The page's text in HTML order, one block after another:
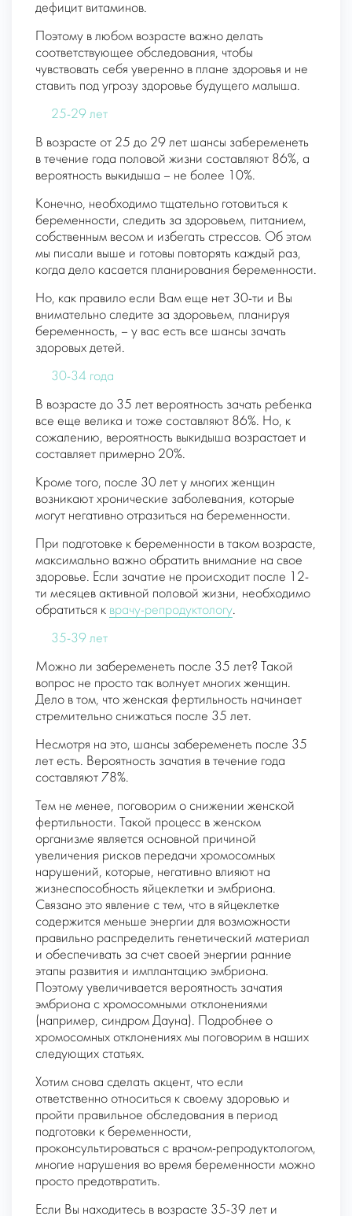
дефицит витаминов.
Поэтому в любом возрасте важно делать
соответствующее обследования, чтобы
чувствовать себя уверенно в плане здоровья и не
ставить под угрозу здоровье будущего малыша.
25-29 лет
В возрасте от 25 до 29 лет шансы забеременеть
в течение года половой жизни составляют 86%, а
вероятность выкидыша – не более 10%.
Конечно, необходимо тщательно готовиться к
беременности, следить за здоровьем, питанием,
собственным весом и избегать стрессов. Об этом
мы писали выше и готовы повторять каждый раз,
когда дело касается планирования беременности.
Но, как правило если Вам еще нет 30-ти и Вы
внимательно следите за здоровьем, планируя
беременность, – у вас есть все шансы зачать
здоровых детей.
30-34 года
В возрасте до 35 лет вероятность зачать ребенка
все еще велика и тоже составляют 86%. Но, к
сожалению, вероятность выкидыша возрастает и
составляет примерно 20%.
Кроме того, после 30 лет у многих женщин
возникают хронические заболевания, которые
могут негативно отразиться на беременности.
При подготовке к беременности в таком возрасте,
максимально важно обратить внимание на свое
здоровье. Если зачатие не происходит после 12-
ти месяцев активной половой жизни, необходимо
обратиться к врачу-репродуктологу.
35-39 лет
Можно ли забеременеть после 35 лет? Такой
вопрос не просто так волнует многих женщин.
Дело в том, что женская фертильность начинает
стремительно снижаться после 35 лет.
Несмотря на это, шансы забеременеть после 35
лет есть. Вероятность зачатия в течение года
составляют 78%.
Тем не менее, поговорим о снижении женской
фертильности. Такой процесс в женском
организме является основной причиной
увеличения рисков передачи хромосомных
нарушений, которые, негативно влияют на
жизнеспособность яйцеклетки и эмбриона.
Связано это явление с тем, что в яйцеклетке
содержится меньше энергии для возможности
правильно распределить генетический материал
и обеспечивать за счет своей энергии ранние
этапы развития и имплантацию эмбриона.
Поэтому увеличивается вероятность зачатия
эмбриона с хромосомными отклонениями
(например, синдром Дауна). Подробнее о
хромосомных отклонениях мы поговорим в наших
следующих статьях.
Хотим снова сделать акцент, что если
ответственно относиться к своему здоровью и
пройти правильное обследования в период
подготовки к беременности,
проконсультироваться с врачом-репродуктологом,
многие нарушения во время беременности можно
просто предотвратить.
Если Вы находитесь в возрасте 35-39 лет и